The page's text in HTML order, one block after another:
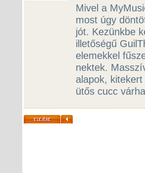
Mivel a
most úgy
jót. Kezünkbe
illetőségű
elemekkel
nektek.
alapok,
ütős cucc